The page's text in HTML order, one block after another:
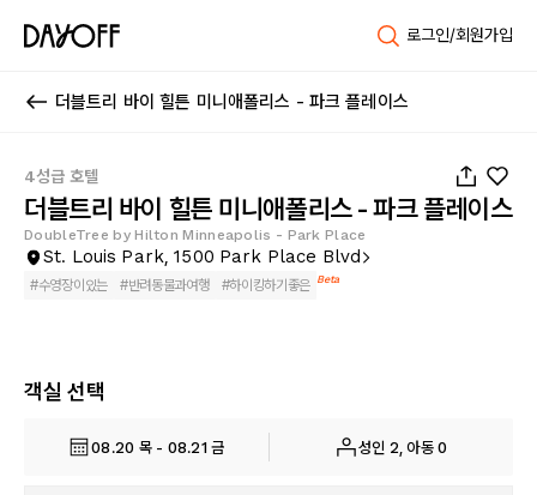
로그인/회원가입
더블트리 바이 힐튼 미니애폴리스 - 파크 플레이스
4성급 호텔
더블트리 바이 힐튼 미니애폴리스 - 파크 플레이스
DoubleTree by Hilton Minneapolis - Park Place
St. Louis Park, 1500 Park Place Blvd
#수영장이있는 #반려동물과여행 #하이킹하기좋은 Beta
객실 선택
08.20 목 - 08.21 금 성인 2, 아동 0